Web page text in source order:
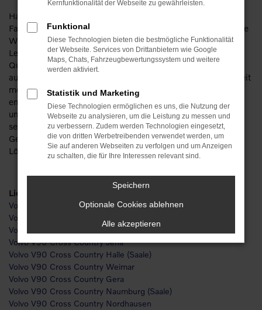
Haben Sie Lust auf ein durch und durch herausragendes
Fahrzeug? Dann ist der Volvo V90 Cross Country die perfekte
Wahl. Dieses Modell punktet durch sein erstklassiges Preis-
Leistungs-Verhältnis und die vom Hersteller gewohnte
Qualität. Bevor Sie sich entscheiden, beraten wir Sie gern
ausführlich und mit viel Erfahrung. Unser Unternehmen ist seit
mehr als 110 Jahren in der Automobilbranche tätig und
entsprechend rundum kompetent. Wir lieben unseren Beruf
und freuen uns darauf, Sie perfekt zu beraten. Was darf es
sein: ein neuer Volvo V90 Cross Country oder eher ein
Gebrauchtwagen. Wir haben für jeden Bedarf die passende
Lösung und stellen Ihnen diese gerne vor.
Lieferservice
Volvo V90 Cross Country Leipzig
Volvo V90 Cross Country Chemnitz
Volvo V90 Cross Country Erfurt
Volvo V90 Cross Country Jena
Volvo V90 Cross Country Halle (Saale)
Volvo V90 Cross Country Weimar
Volvo V90 Cross Country Gera
Volvo V90 Cross Country Naumburg (Saale)
Volvo V90 Cross Country Nordhausen
Kernfunktionalität der Webseite zu gewährleisten.
Funktional
Diese Technologien bieten die bestmögliche Funktionalität
der Webseite. Services von Drittanbietern wie Google
Maps, Chats, Fahrzeugbewertungssystem und weitere
werden aktiviert.
Statistik und Marketing
Diese Technologien ermöglichen es uns, die Nutzung der
Webseite zu analysieren, um die Leistung zu messen und
zu verbessern. Zudem werden Technologien eingesetzt,
die von dritten Werbetreibenden verwendet werden, um
Sie auf anderen Webseiten zu verfolgen und um Anzeigen
zu schalten, die für Ihre Interessen relevant sind.
Speichern
Optionale Cookies ablehnen
Alle akzeptieren